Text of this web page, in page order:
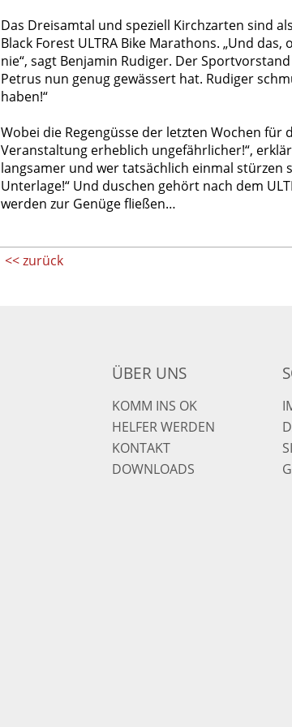
Das Dreisamtal und speziell Kirchzarten sind
Black Forest ULTRA Bike Marathons. „Und
nie“, sagt Benjamin Rudiger. Der
Petrus nun genug gewässert hat. Rudiger
haben!“
Wobei die Regengüsse der letzten Wochen
Veranstaltung erheblich ungefährlicher!“,
langsamer und wer tatsächlich einmal
Unterlage!“ Und duschen gehört nach dem
werden zur Genüge fließen…
<< zurück
ÜBER UNS
KOMM INS OK
HELFER WERDEN
KONTAKT
DOWNLOADS